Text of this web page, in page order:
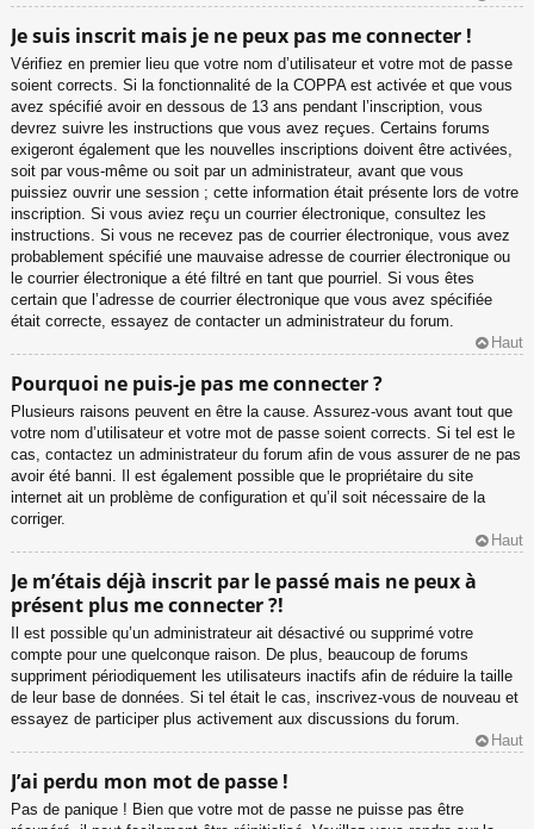
Je suis inscrit mais je ne peux pas me connecter !
Vérifiez en premier lieu que votre nom d’utilisateur et votre mot de passe
soient corrects. Si la fonctionnalité de la COPPA est activée et que vous
avez spécifié avoir en dessous de 13 ans pendant l’inscription, vous
devrez suivre les instructions que vous avez reçues. Certains forums
exigeront également que les nouvelles inscriptions doivent être activées,
soit par vous-même ou soit par un administrateur, avant que vous
puissiez ouvrir une session ; cette information était présente lors de votre
inscription. Si vous aviez reçu un courrier électronique, consultez les
instructions. Si vous ne recevez pas de courrier électronique, vous avez
probablement spécifié une mauvaise adresse de courrier électronique ou
le courrier électronique a été filtré en tant que pourriel. Si vous êtes
certain que l’adresse de courrier électronique que vous avez spécifiée
était correcte, essayez de contacter un administrateur du forum.
Haut
Pourquoi ne puis-je pas me connecter ?
Plusieurs raisons peuvent en être la cause. Assurez-vous avant tout que
votre nom d’utilisateur et votre mot de passe soient corrects. Si tel est le
cas, contactez un administrateur du forum afin de vous assurer de ne pas
avoir été banni. Il est également possible que le propriétaire du site
internet ait un problème de configuration et qu’il soit nécessaire de la
corriger.
Haut
Je m’étais déjà inscrit par le passé mais ne peux à
présent plus me connecter ?!
Il est possible qu’un administrateur ait désactivé ou supprimé votre
compte pour une quelconque raison. De plus, beaucoup de forums
suppriment périodiquement les utilisateurs inactifs afin de réduire la taille
de leur base de données. Si tel était le cas, inscrivez-vous de nouveau et
essayez de participer plus activement aux discussions du forum.
Haut
J’ai perdu mon mot de passe !
Pas de panique ! Bien que votre mot de passe ne puisse pas être